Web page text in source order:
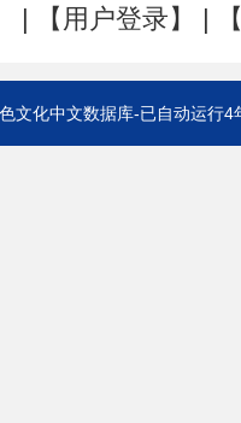
| 【用户登录】 |
色文化中文数据库-已自动运行4